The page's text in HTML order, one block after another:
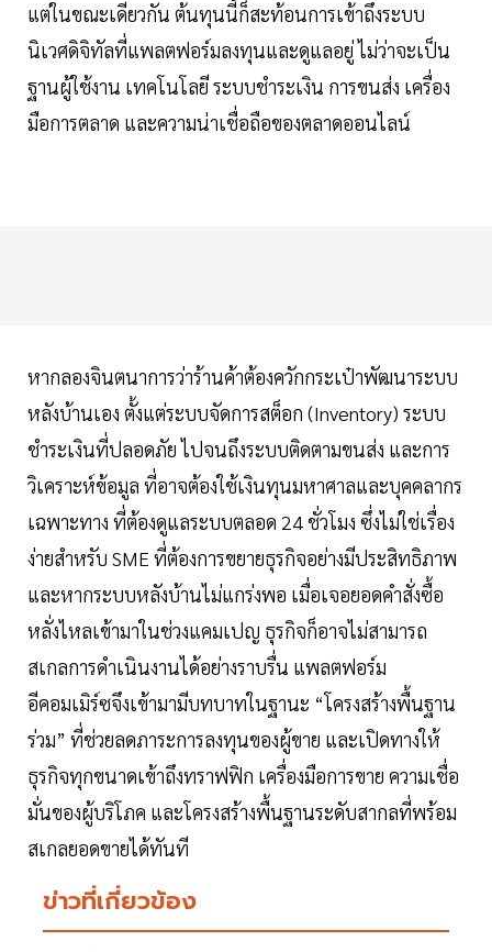
แต่ในขณะเดียวกัน ต้นทุนนี้ก็สะท้อนการเข้าถึงระบบ
นิเวศดิจิทัลที่แพลตฟอร์มลงทุนและดูแลอยู่ ไม่ว่าจะเป็น
ฐานผู้ใช้งาน เทคโนโลยี ระบบชำระเงิน การขนส่ง เครื่อง
มือการตลาด และความน่าเชื่อถือของตลาดออนไลน์
หากลองจินตนาการว่าร้านค้าต้องควักกระเป๋าพัฒนาระบบ
หลังบ้านเอง ตั้งแต่ระบบจัดการสต็อก (Inventory) ระบบ
ชำระเงินที่ปลอดภัย ไปจนถึงระบบติดตามขนส่ง และการ
วิเคราะห์ข้อมูล ที่อาจต้องใช้เงินทุนมหาศาลและบุคคลากร
เฉพาะทาง ที่ต้องดูแลระบบตลอด 24 ชั่วโมง ซึ่งไม่ใช่เรื่อง
ง่ายสำหรับ SME ที่ต้องการขยายธุรกิจอย่างมีประสิทธิภาพ
และหากระบบหลังบ้านไม่แกร่งพอ เมื่อเจอยอดคำสั่งซื้อ
หลั่งไหลเข้ามาในช่วงแคมเปญ ธุรกิจก็อาจไม่สามารถ
สเกลการดำเนินงานได้อย่างราบรื่น แพลตฟอร์ม
อีคอมเมิร์ซจึงเข้ามามีบทบาทในฐานะ “โครงสร้างพื้นฐาน
ร่วม” ที่ช่วยลดภาระการลงทุนของผู้ขาย และเปิดทางให้
ธุรกิจทุกขนาดเข้าถึงทราฟฟิก เครื่องมือการขาย ความเชื่อ
มั่นของผู้บริโภค และโครงสร้างพื้นฐานระดับสากลที่พร้อม
สเกลยอดขายได้ทันที
ข่าวที่เกี่ยวข้อง